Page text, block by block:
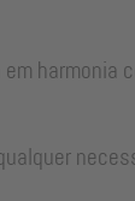
harmonia